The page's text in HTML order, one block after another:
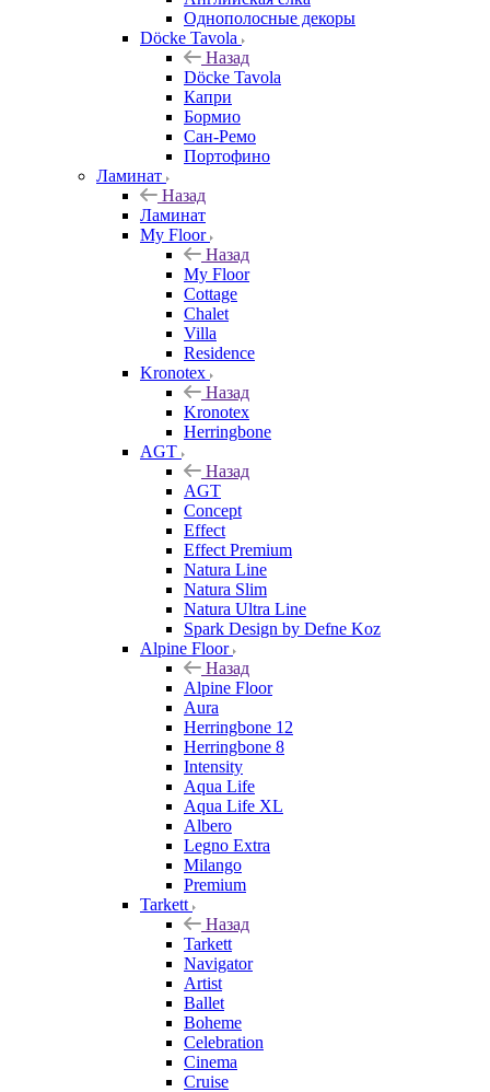
Однополосные декоры
Döcke Tavola
Назад
Döcke Tavola
Капри
Бормио
Сан-Ремо
Портофино
Ламинат
Назад
Ламинат
My Floor
Назад
My Floor
Cottage
Chalet
Villa
Residence
Kronotex
Назад
Kronotex
Herringbone
AGT
Назад
AGT
Concept
Effect
Effect Premium
Natura Line
Natura Slim
Natura Ultra Line
Spark Design by Defne Koz
Alpine Floor
Назад
Alpine Floor
Aura
Herringbone 12
Herringbone 8
Intensity
Aqua Life
Aqua Life XL
Albero
Legno Extra
Milango
Premium
Tarkett
Назад
Tarkett
Navigator
Artist
Ballet
Boheme
Celebration
Cinema
Cruise